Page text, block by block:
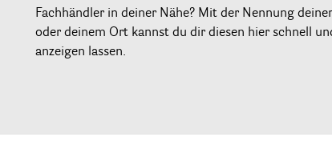
Fachhändler in deiner Nähe? Mit der Nennung
oder deinem Ort kannst du dir diesen hier schnell
anzeigen lassen.